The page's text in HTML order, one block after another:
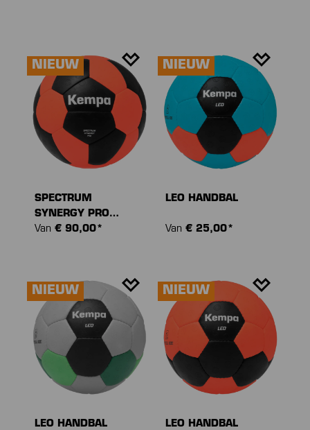
NIEUW
SPECTRUM
SYNERGY PRO
HANDBAL
Van € 90,00*
NIEUW
LEO HANDBAL
Van € 25,00*
NIEUW
LEO HANDBAL
NIEUW
LEO HANDBAL